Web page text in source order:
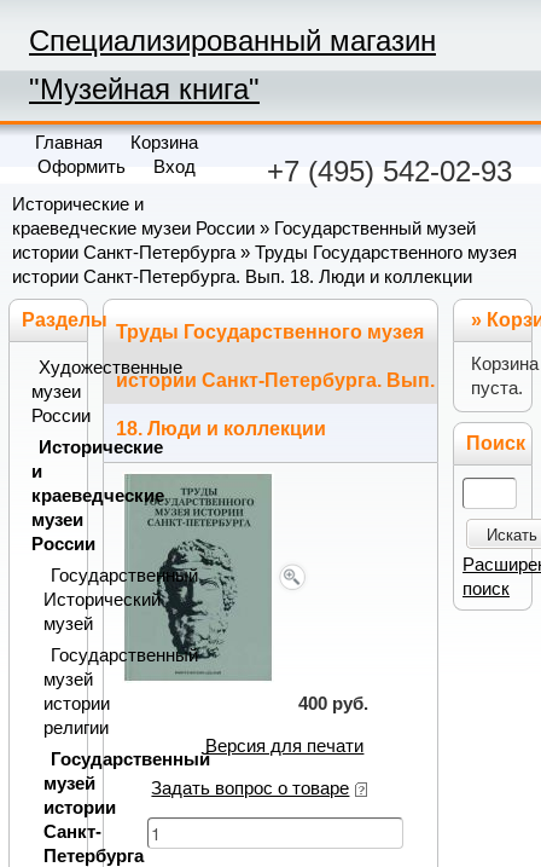
Специализированный магазин
"Музейная книга"
+7 (495) 542-02-93
Главная
Корзина
Оформить
Вход
Исторические и
краеведческие музеи России » Государственный музей
истории Санкт-Петербурга» Труды Государственного музея
истории Санкт-Петербурга. Вып. 18. Люди и коллекции
Труды Государственного музея
истории Санкт-Петербурга. Вып.
18. Люди и коллекции
400 руб.
Версия для печати
Задать вопрос о товаре
Разделы
Художественные
музеи
России
Исторические
и
краеведческие
музеи
России
Государственный
Исторический
музей
Государственный
музей
истории
религии
Государственный
музей
истории
Санкт-
Петербурга
»
Корзина
пуста.
Поиск
Искать
поиск